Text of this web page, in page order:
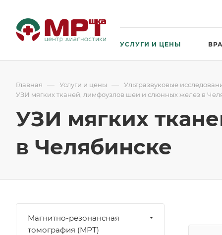
УСЛУГИ И ЦЕНЫ
Главная — Услуги и цены —
Ультразвуковые
УЗИ мягких тканей, лимфоузлов шеи и слюнных желез в
УЗИ мягких
в Челябинске
Магнитно-резонансная
томография (МРТ)